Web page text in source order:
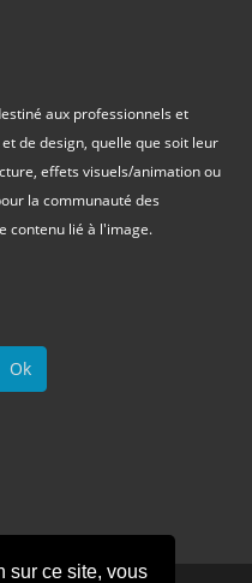
sur ce site, vous
aux professionnels et
de design, quelle que soit leur
effets visuels/animation ou
la communauté des
contenu lié à l'image.
Ok